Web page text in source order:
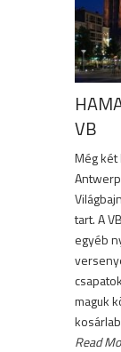
VB
Még két
tart. A
egyéb
maguk
Read